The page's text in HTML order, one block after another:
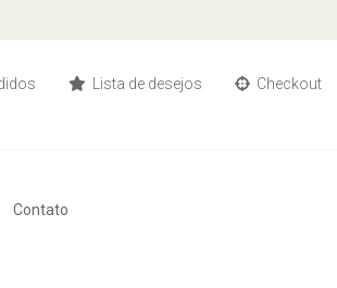
Lista de desejos Checkout
Contato